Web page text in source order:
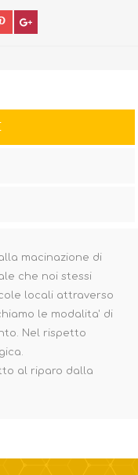
macinazione di
che noi stessi
locali attraverso
le modalita' di
Nel rispetto
al riparo dalla